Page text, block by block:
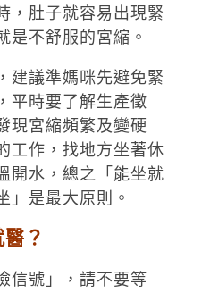
，肚子就容易出現緊
是不舒服的宮縮。
建議準媽咪先避免緊
平時要了解生產徵
現宮縮頻繁及變硬
工作，找地方坐著休
開水，總之「能坐就
」是最大原則。
？
信號」，請不要等